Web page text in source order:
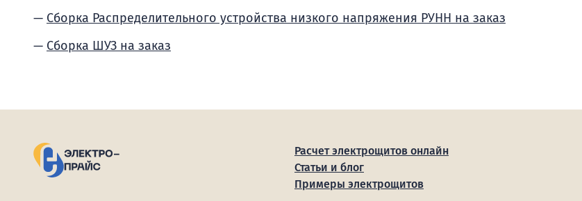
Сборка Распределительного устройства низкого напряжения РУНН на заказ
Сборка ШУЗ на заказ
Расчет электрощитов онлайн
Статьи и блог
Примеры электрощитов